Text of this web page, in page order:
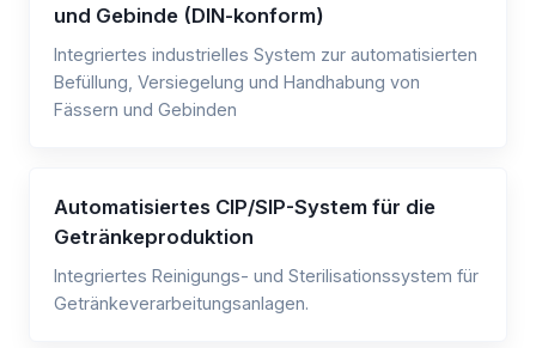
und Gebinde (DIN-konform)
Integriertes industrielles System zur automatisierten
Befüllung, Versiegelung und Handhabung von
Fässern und Gebinden
Automatisiertes CIP/SIP-System für die
Getränkeproduktion
Integriertes Reinigungs- und Sterilisationssystem für
Getränkeverarbeitungsanlagen.